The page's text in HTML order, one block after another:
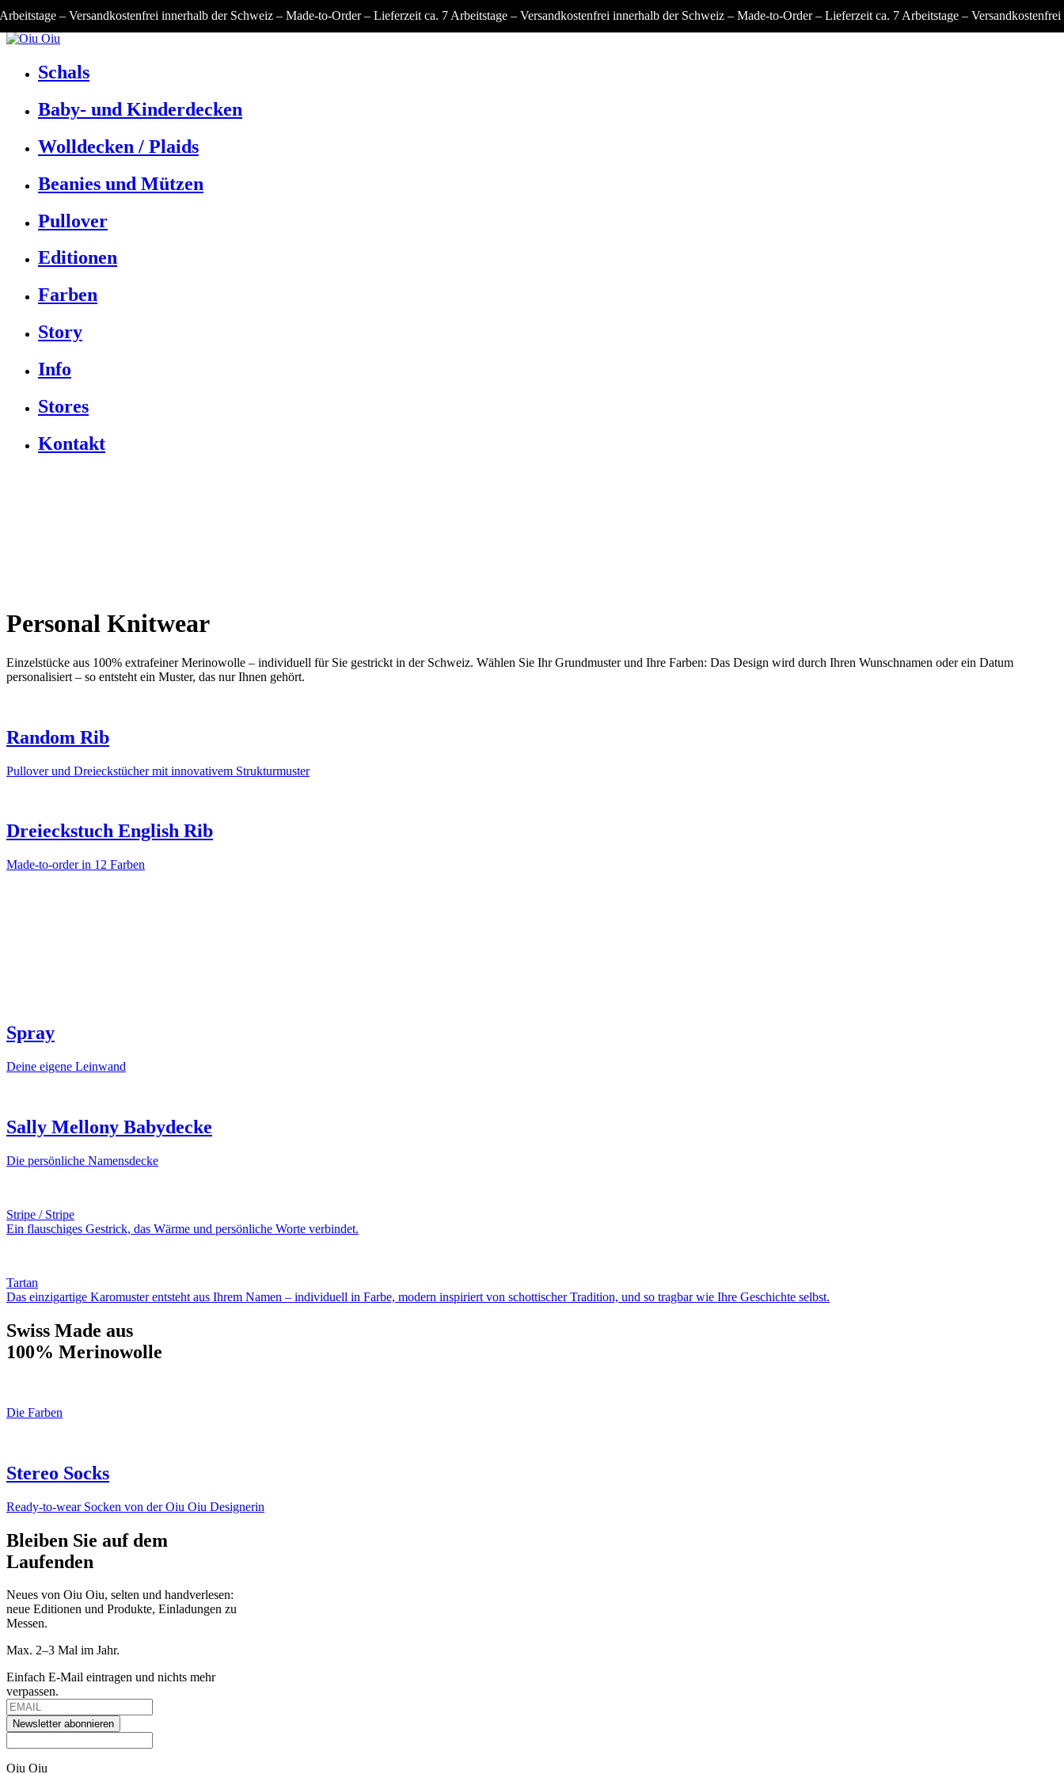
– Versandkostenfrei innerhalb der Schweiz – Made-to-Order – Lieferzeit ca. 7 Arbeitstage – Versandkostenfrei innerhalb der Schweiz – Made-to-Order – Lieferzeit ca. 7 Arbeitstage – Versandkostenfrei
Schals
Baby- und Kinderdecken
Wolldecken / Plaids
Beanies und Mützen
Pullover
Editionen
Farben
Story
Info
Stores
Kontakt
Personal Knitwear
Einzelstücke aus 100% extrafeiner Merinowolle – individuell für Sie gestrickt in der Schweiz. Wählen Sie Ihr Grundmuster und Ihre Farben: Das Design wird durch Ihren Wunschnamen oder ein Datum
personalisiert – so entsteht ein Muster, das nur Ihnen gehört.
Random Rib
Pullover und Dreieckstücher mit innovativem Strukturmuster
Dreieckstuch English Rib
Made-to-order in 12 Farben
Spray
Deine eigene Leinwand
Sally Mellony Babydecke
Die persönliche Namensdecke
Stripe / Stripe
Ein flauschiges Gestrick, das Wärme und persönliche Worte verbindet.
Tartan
Das einzigartige Karomuster entsteht aus Ihrem Namen – individuell in Farbe, modern inspiriert von schottischer Tradition, und so tragbar wie Ihre Geschichte selbst.
Swiss Made aus
100% Merinowolle
Die Farben
Stereo Socks
Ready-to-wear Socken von der Oiu Oiu Designerin
Bleiben Sie auf dem
Laufenden
Neues von Oiu Oiu, selten und handverlesen:
neue Editionen und Produkte, Einladungen zu
Messen.
Max. 2–3 Mal im Jahr.
Einfach E-Mail eintragen und nichts mehr
verpassen.
Newsletter abonnieren
Oiu Oiu